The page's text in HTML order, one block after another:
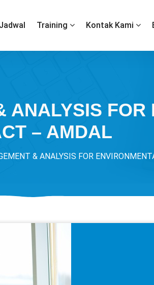
Jadwal Training Kontak Kami
ANALYSIS FOR
– AMDAL
& ANALYSIS FOR